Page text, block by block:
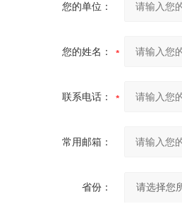
您的单位：
您的姓名：
联系电话：
常用邮箱：
省份：